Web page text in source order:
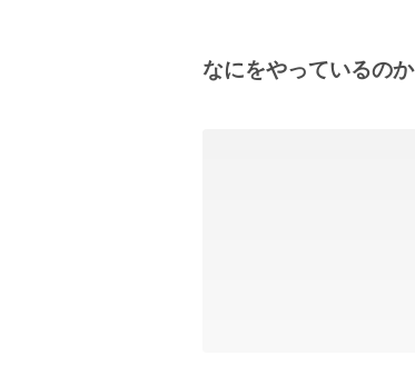
なにをやっているのか